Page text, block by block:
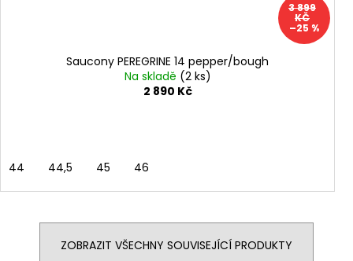
3 899
KČ
–25 %
Saucony PEREGRINE 14 pepper/bough
Na skladě (2 ks)
2 890 Kč
44 44,5 45 46
ZOBRAZIT VŠECHNY SOUVISEJÍCÍ PRODUKTY